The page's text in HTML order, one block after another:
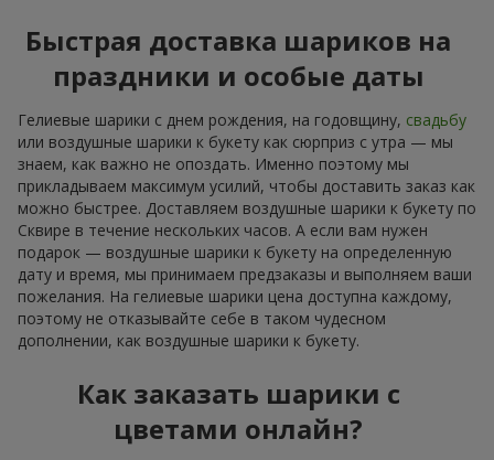
Быстрая доставка шариков на
праздники и особые даты
Гелиевые шарики с днем рождения, на годовщину, свадьбу
или воздушные шарики к букету как сюрприз с утра — мы
знаем, как важно не опоздать. Именно поэтому мы
прикладываем максимум усилий, чтобы доставить заказ как
можно быстрее. Доставляем воздушные шарики к букету по
Сквире в течение нескольких часов. А если вам нужен
подарок — воздушные шарики к букету на определенную
дату и время, мы принимаем предзаказы и выполняем ваши
пожелания. На гелиевые шарики цена доступна каждому,
поэтому не отказывайте себе в таком чудесном
дополнении, как воздушные шарики к букету.
Как заказать шарики с
цветами онлайн?